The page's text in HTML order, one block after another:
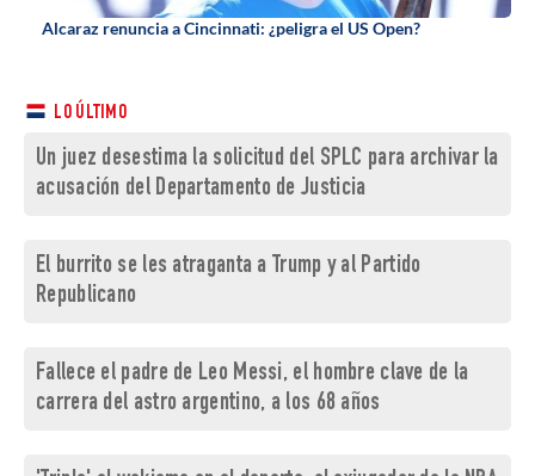
Alcaraz renuncia a Cincinnati: ¿peligra el US Open?
LO ÚLTIMO
Un juez desestima la solicitud del SPLC para archivar la
acusación del Departamento de Justicia
El burrito se les atraganta a Trump y al Partido
Republicano
Fallece el padre de Leo Messi, el hombre clave de la
carrera del astro argentino, a los 68 años